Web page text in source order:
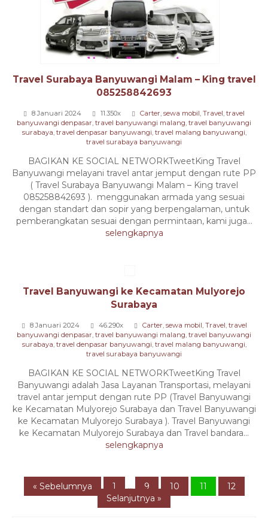
Travel Surabaya Banyuwangi Malam – King travel
085258842693
8 Januari 2024 11.350x Carter, sewa mobil, Travel, travel
banyuwangi denpasar, travel banyuwangi malang, travel banyuwangi
surabaya, travel denpasar banyuwangi, travel malang banyuwangi,
travel surabaya banyuwangi
BAGIKAN KE SOCIAL NETWORKTweetKing Travel
Banyuwangi melayani travel antar jemput dengan rute PP
( Travel Surabaya Banyuwangi Malam – King travel
085258842693 ). menggunakan armada yang sesuai
dengan standart dan sopir yang berpengalaman, untuk
pemberangkatan sesuai dengan permintaan, kami juga...
selengkapnya
Travel Banyuwangi ke Kecamatan Mulyorejo
Surabaya
8 Januari 2024 46.290x Carter, sewa mobil, Travel, travel
banyuwangi denpasar, travel banyuwangi malang, travel banyuwangi
surabaya, travel denpasar banyuwangi, travel malang banyuwangi,
travel surabaya banyuwangi
BAGIKAN KE SOCIAL NETWORKTweetKing Travel
Banyuwangi adalah Jasa Layanan Transportasi, melayani
travel antar jemput dengan rute PP (Travel Banyuwangi
ke Kecamatan Mulyorejo Surabaya dan Travel Banyuwangi
ke Kecamatan Mulyorejo Surabaya ). Travel Banyuwangi
ke Kecamatan Mulyorejo Surabaya dan Travel bandara...
selengkapnya
« Sebelumnya 1 ... 9 10 11
12
Selanjutnya »